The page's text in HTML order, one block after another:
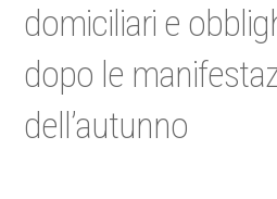
domiciliari e
dopo le
dell’autunno